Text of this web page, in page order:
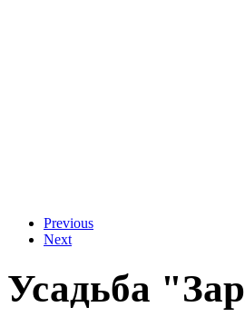
Previous
Next
Усадьба